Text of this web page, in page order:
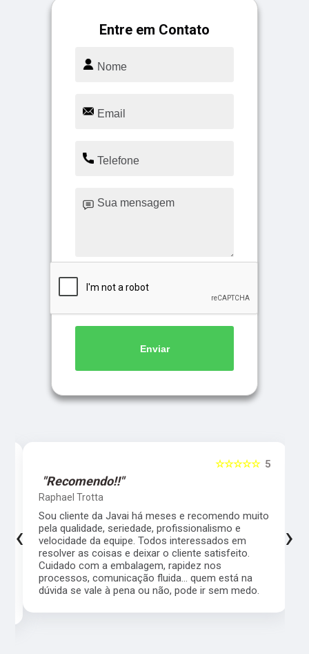
Entre em Contato
Enviar
5
☆☆☆☆☆
"Recomendo!!"
Raphael Trotta
Sou cliente da Javai há meses e recomendo muito
pela qualidade, seriedade, profissionalismo e
velocidade da equipe. Todos interessados em
resolver as coisas e deixar o cliente satisfeito.
Cuidado com a embalagem, rapidez nos
processos, comunicação fluida... quem está na
dúvida se vale à pena ou não, pode ir sem medo.
‹ ›